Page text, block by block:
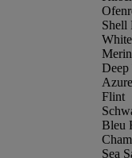
Shell
White
Deep
Azure
Flint
Bleu
Sea